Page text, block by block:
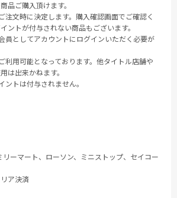
品ご購入頂けます。
注文時に決定します。購入確認画面でご確認く
ントが付与されない商品もございます。
員としてアカウントにログインいただく必要が
利用可能となっております。他タイトル店舗や
は出来かねます。
トは付与されません。
リーマート、ローソン、ミニストップ、セイコー
ア決済